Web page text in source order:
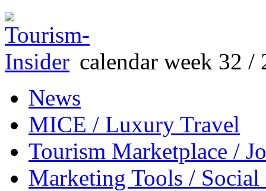
calendar week 32 /
News
MICE / Luxury Travel
Tourism Marketplace /
Marketing Tools /